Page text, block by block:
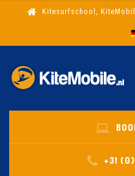
Kitesurfschool,
+31